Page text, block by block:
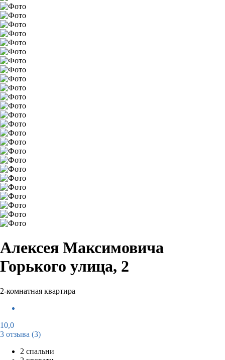
Алексея Максимовича
Горького улица, 2
2-комнатная квартира
10,0
3 отзыва (3)
2 спальни